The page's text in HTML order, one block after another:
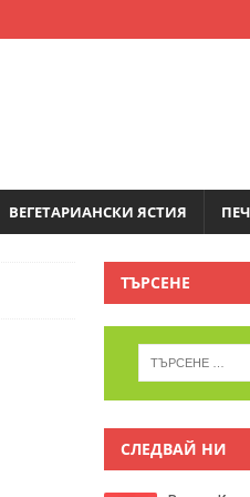
ВЕГЕТАРИАНСКИ ЯСТИЯ
ТЪРСЕНЕ
СЛЕДВАЙ НИ